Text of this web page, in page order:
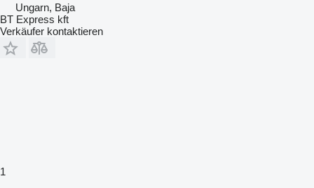
Ungarn, Baja
BT Express kft
Verkäufer kontaktieren
1